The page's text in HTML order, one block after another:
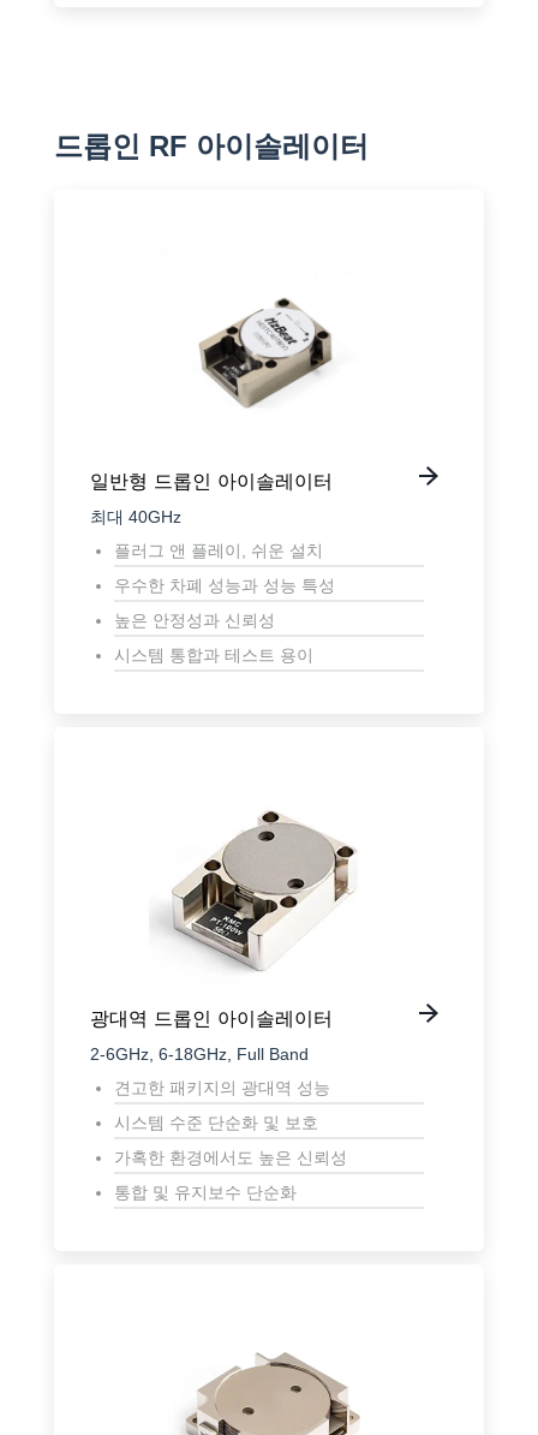
드롭인 RF 아이솔레이터
일반형 드롭인 아이솔레이터
최대 40GHz
플러그 앤 플레이, 쉬운 설치
우수한 차폐 성능과 성능 특성
높은 안정성과 신뢰성
시스템 통합과 테스트 용이
광대역 드롭인 아이솔레이터
2-6GHz, 6-18GHz, Full Band
견고한 패키지의 광대역 성능
시스템 수준 단순화 및 보호
가혹한 환경에서도 높은 신뢰성
통합 및 유지보수 단순화